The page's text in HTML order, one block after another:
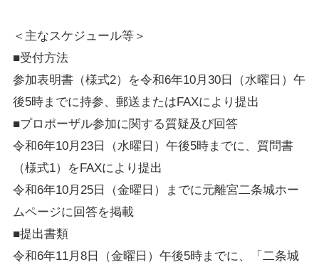
＜主なスケジュール等＞
■受付方法
参加表明書（様式2）を令和6年10月30日（水曜日）午
後5時までに持参、郵送またはFAXにより提出
■プロポーザル参加に関する質疑及び回答
令和6年10月23日（水曜日）午後5時までに、質問書
（様式1）をFAXにより提出
令和6年10月25日（金曜日）までに元離宮二条城ホー
ムページに回答を掲載
■提出書類
令和6年11月8日（金曜日）午後5時までに、「二条城